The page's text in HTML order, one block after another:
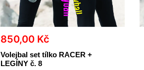
850,00 Kč
Volejbal set tílko RACER +
LEGÍNY č. 8